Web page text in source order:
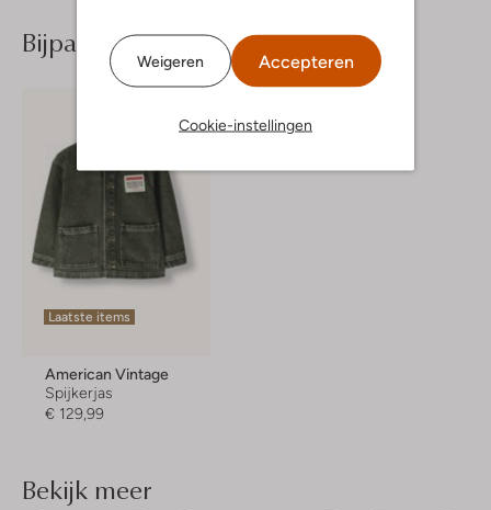
Weigeren Accepteren
Cookie-instellingen
Bijpassende producten
Laatste items
American Vintage
Spijkerjas
€ 129,99
Bekijk meer